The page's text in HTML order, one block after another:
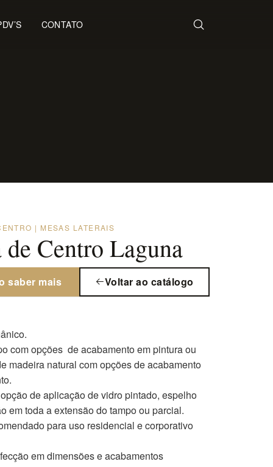
CONTATO
| MESAS LATERAIS
de Centro Laguna
saber mais Voltar ao catálogo
com opções de acabamento em pintura ou
madeira natural com opções de acabamento
de aplicação de vidro pintado, espelho
em toda a extensão do tampo ou parcial.
para uso residencial e corporativo
em dimensões e acabamentos